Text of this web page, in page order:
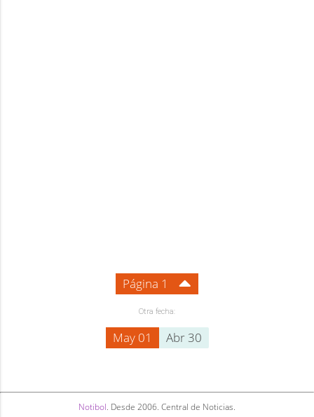
Página 1
Otra fecha:
May 01 Abr 30
Notibol. Desde 2006. Central de Noticias.